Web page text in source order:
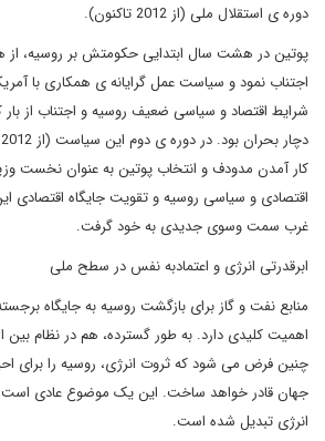
دوره ی استقلال ملی (از 2012 تاکنون).
پوتین در هشت سال ابتدایی حکومتش بر روسیه، از
اجتناب نمود و سیاست عمل گرایانه ی همکاری با
شرایط اقتصاد و سیاسی ضعیف روسیه و اجتناب از
کار آمدن مدودف و انتخاب پوتین به عنوان نخست
اقتصادی و سیاسی روسیه و تقویت جایگاه اقتصادی
غرب سمت وسوی جدیدی به خود گرفت.
ابرقدرتی انرژی و اعتمادبه نفس در سطح ملی
منابع نفت و گاز برای بازگشت روسیه به جایگاه
اهمیت کلیدی دارد. به طور گسترده، هم در نظام بین
چنین فرض می شود که ثروت انرژی، روسیه را برای
جهان قادر خواهد ساخت. این یک موضوع عادی است
انرژی تبدیل شده است.